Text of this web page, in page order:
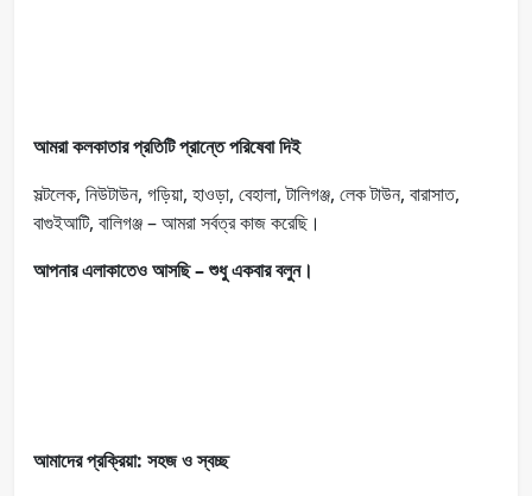
আমরা কলকাতার প্রতিটি প্রান্তে পরিষেবা দিই
সল্টলেক, নিউটাউন, গড়িয়া, হাওড়া, বেহালা, টালিগঞ্জ, লেক টাউন, বারাসাত,
বাগুইআটি, বালিগঞ্জ – আমরা সর্বত্র কাজ করেছি।
আপনার এলাকাতেও আসছি – শুধু একবার বলুন।
আমাদের প্রক্রিয়া: সহজ ও স্বচ্ছ